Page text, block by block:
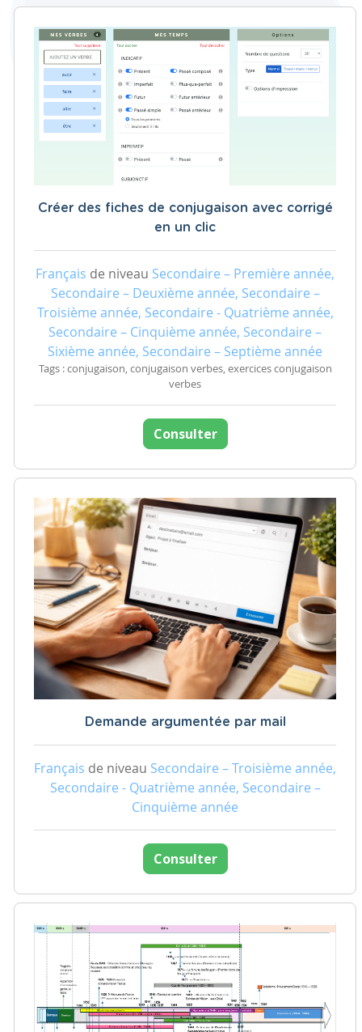
Créer des fiches de conjugaison avec corrigé
en un clic
Français de niveau Secondaire – Première année,
Secondaire – Deuxième année, Secondaire –
Troisième année, Secondaire - Quatrième année,
Secondaire – Cinquième année, Secondaire –
Sixième année, Secondaire – Septième année
Tags : conjugaison, conjugaison verbes, exercices conjugaison
verbes
Consulter
Demande argumentée par mail
Français de niveau Secondaire – Troisième année,
Secondaire - Quatrième année, Secondaire –
Cinquième année
Consulter